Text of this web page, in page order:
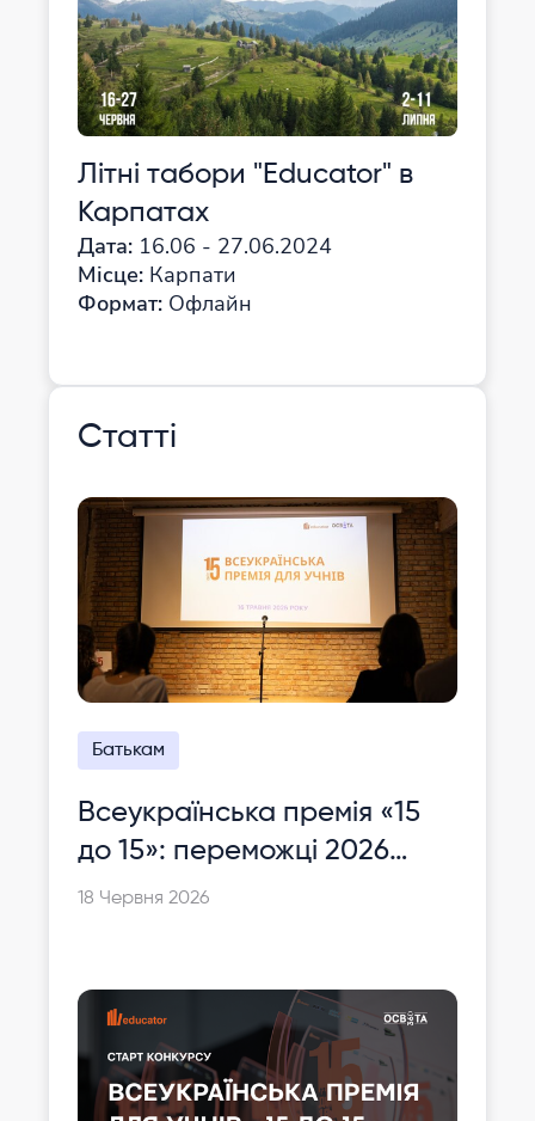
Літні табори "Educator" в
Карпатах
Дата: 16.06 - 27.06.2024
Місце: Карпати
Формат: Офлайн
Статті
Батькам
Всеукраїнська премія «15
до 15»: переможці 2026
року
18 Червня 2026